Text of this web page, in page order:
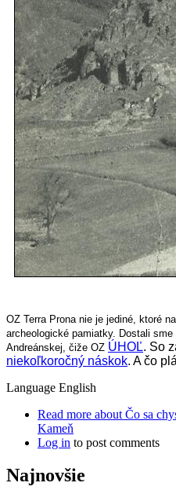
OZ Terra Prona nie je jediné, ktoré
archeologické pamiatky. Dostali
Andreánskej, čiže OZ ÚHOĽ. So
niekoľkoročný náskok. A čo
Language English
Read more about Čo sa
Kameň
Log in to post comments
Najnovšie